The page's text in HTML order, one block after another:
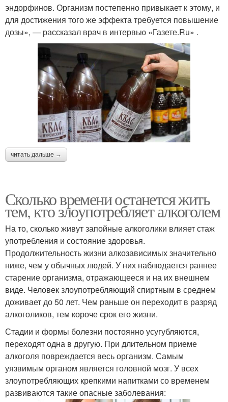
эндорфинов. Организм постепенно привыкает к этому, и
для достижения того же эффекта требуется повышение
дозы», — рассказал врач в интервью «Газете.Ru» .
читать дальше →
Сколько времени останется жить
тем, кто злоупотребляет алкоголем
На то, сколько живут запойные алкоголики влияет стаж
употребления и состояние здоровья.
Продолжительность жизни алкозависимых значительно
ниже, чем у обычных людей. У них наблюдается раннее
старение организма, отражающееся и на их внешнем
виде. Человек злоупотребляющий спиртным в среднем
доживает до 50 лет. Чем раньше он переходит в разряд
алкоголиков, тем короче срок его жизни.
Стадии и формы болезни постоянно усугубляются,
переходят одна в другую. При длительном приеме
алкоголя повреждается весь организм. Самым
уязвимым органом является головной мозг. У всех
злоупотребляющих крепкими напитками со временем
развиваются такие опасные заболевания: